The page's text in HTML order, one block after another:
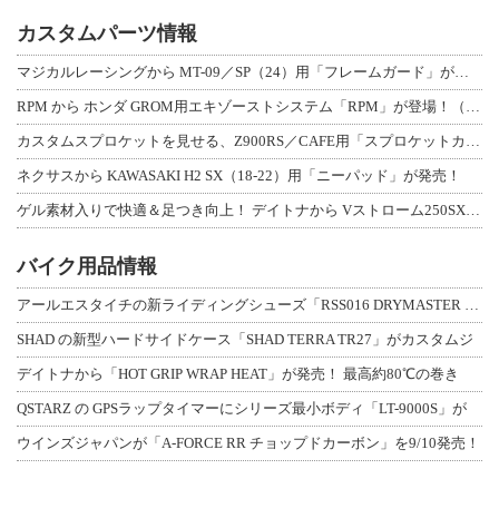
カスタムパーツ情報
マジカルレーシングから MT-09／SP（24）用「フレームガード」が登場！
RPM から ホンダ GROM用エキゾーストシステム「RPM」が登場！（動画あり
カスタムスプロケットを見せる、Z900RS／CAFE用「スプロケットカバーフルキ
ネクサスから KAWASAKI H2 SX（18-22）用「ニーパッド」が発売！
ゲル素材入りで快適＆足つき向上！ デイトナから Vストローム250SX用「快適ロ
バイク用品情報
アールエスタイチの新ライディングシューズ「RSS016 DRYMASTER スト
SHAD の新型ハードサイドケース「SHAD TERRA TR27」がカスタムジ
デイトナから「HOT GRIP WRAP HEAT」が発売！ 最高約80℃の巻き
QSTARZ の GPSラップタイマーにシリーズ最小ボディ「LT-9000S」が
ウインズジャパンが「A-FORCE RR チョップドカーボン」を9/10発売！